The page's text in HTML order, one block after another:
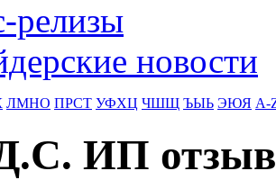
релизы
новости
ЛМНО ПРСТ УФХЦ ЧШЩ ЪЫЬ ЭЮЯ A-
ИП